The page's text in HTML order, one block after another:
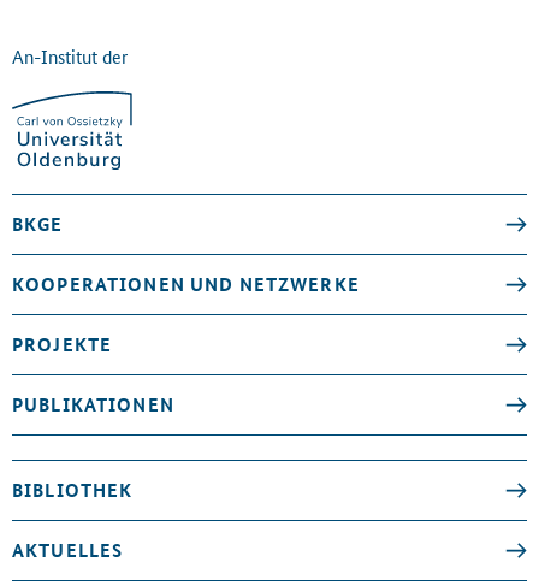
An-Institut der
BKGE
KOOPERATIONEN UND NETZWERKE
PROJEKTE
PUBLIKATIONEN
BIBLIOTHEK
AKTUELLES